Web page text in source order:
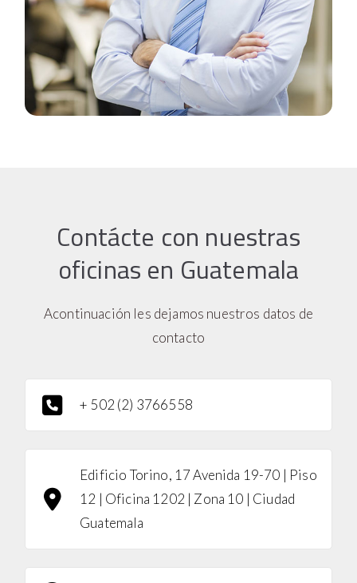
Contácte con nuestras
oficinas en Guatemala
Acontinuación les dejamos nuestros datos de
contacto
+ 502 (2) 3766558
Edificio Torino, 17 Avenida 19-70 | Piso
12 | Oficina 1202 | Zona 10 | Ciudad
Guatemala